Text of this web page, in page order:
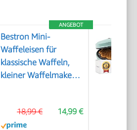
ANGEBOT
Bestron Mini-
Waffeleisen für
klassische Waffeln,
kleiner Waffelmaker
Kindergeburtstage,
14,99 €
18,99 €